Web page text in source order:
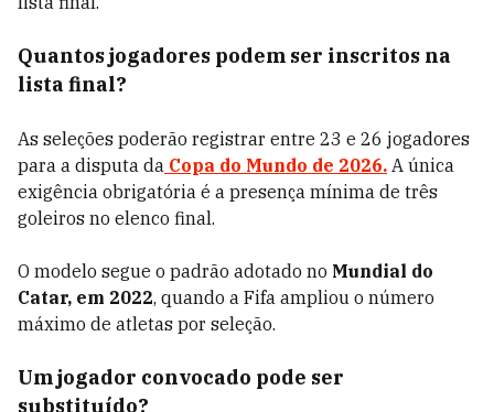
Quantos jogadores podem ser inscritos na
lista final?
As seleções poderão registrar entre 23 e 26 jogadores
para a disputa da Copa do Mundo de 2026. A única
exigência obrigatória é a presença mínima de três
goleiros no elenco final.
O modelo segue o padrão adotado no Mundial do
Catar, em 2022, quando a Fifa ampliou o número
máximo de atletas por seleção.
Um jogador convocado pode ser
substituído?